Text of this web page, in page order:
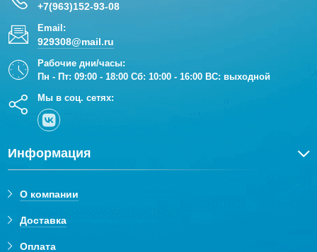
+7(963)152-93-08
Email:
929308@mail.ru
Рабочие дни/часы:
Пн - Пт: 09:00 - 18:00 Сб: 10:00 - 16:00 ВС: выходной
Мы в соц. сетях:
Информация
О компании
Доставка
Оплата